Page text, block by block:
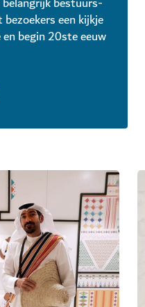
een kijkje
begin 20ste eeuw